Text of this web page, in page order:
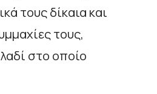
τους δίκαια και
τους,
στο οποίο